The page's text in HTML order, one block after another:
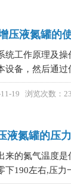
压液氮罐的
统工作原理及
设备，然后通
19 浏览次数：
液氮罐的压
来的氮气温度
下190左右,压力